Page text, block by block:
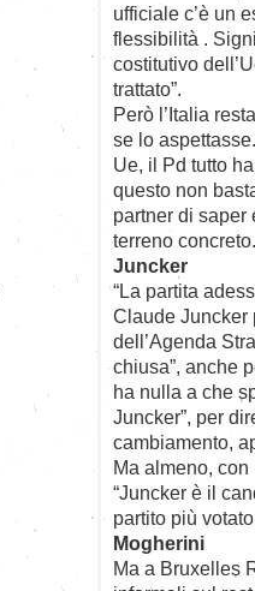
ufficiale c’è un
flessibilità .
costitutivo
trattato”.
Però l’Italia
se lo
Ue, il Pd tutto
questo non
partner di saper
terreno concreto.
Juncker
“La partita
Claude Juncker
dell’Agenda
chiusa”, anche
ha nulla a che
Juncker”, per
cambiamento,
Ma almeno,
“Juncker è il
partito più
Mogherini
Ma a Bruxelles